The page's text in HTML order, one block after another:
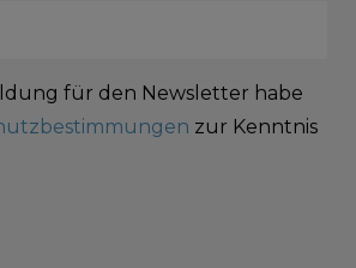
für den Newsletter habe
zur Kenntnis